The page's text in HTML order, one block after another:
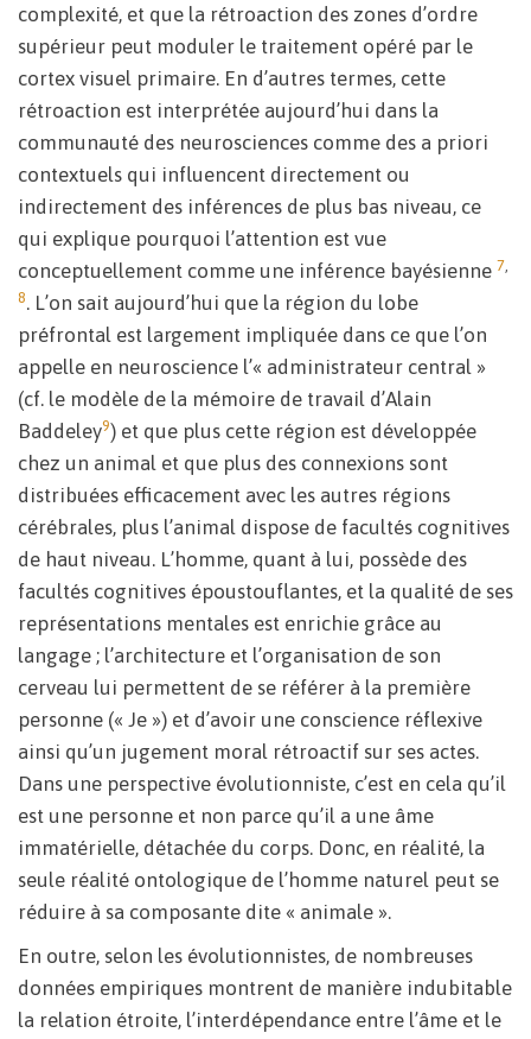
complexité, et que la rétroaction des zones d’ordre
supérieur peut moduler le traitement opéré par le
cortex visuel primaire. En d’autres termes, cette
rétroaction est interprétée aujourd’hui dans la
communauté des neurosciences comme des a priori
contextuels qui influencent directement ou
indirectement des inférences de plus bas niveau, ce
qui explique pourquoi l’attention est vue
conceptuellement comme une inférence bayésienne 7
8. L’on sait aujourd’hui que la région du lobe
préfrontal est largement impliquée dans ce que l’on
appelle en neuroscience l’« administrateur central »
(cf. le modèle de la mémoire de travail d’Alain
Baddeley9) et que plus cette région est développée
chez un animal et que plus des connexions sont
distribuées efficacement avec les autres régions
cérébrales, plus l’animal dispose de facultés cognitives
de haut niveau. L’homme, quant à lui, possède des
facultés cognitives époustouflantes, et la qualité de ses
représentations mentales est enrichie grâce au
langage ; l’architecture et l’organisation de son
cerveau lui permettent de se référer à la première
personne (« Je ») et d’avoir une conscience réflexive
ainsi qu’un jugement moral rétroactif sur ses actes.
Dans une perspective évolutionniste, c’est en cela qu’il
est une personne et non parce qu’il a une âme
immatérielle, détachée du corps. Donc, en réalité, la
seule réalité ontologique de l’homme naturel peut se
réduire à sa composante dite « animale ».
En outre, selon les évolutionnistes, de nombreuses
données empiriques montrent de manière indubitable
la relation étroite, l’interdépendance entre l’âme et le